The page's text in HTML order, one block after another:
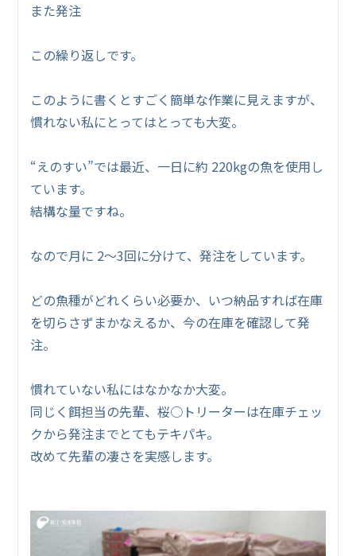
また発注
この繰り返しです。
このように書くとすごく簡単な作業に見えますが、
慣れない私にとってはとっても大変。
“えのすい”では最近、一日に約 220kgの魚を使用し
ています。
結構な量ですね。
なので月に 2～3回に分けて、発注をしています。
どの魚種がどれくらい必要か、いつ納品すれば在庫
を切らさずまかなえるか、今の在庫を確認して発
注。
慣れていない私にはなかなか大変。
同じく餌担当の先輩、桜○トリーターは在庫チェッ
クから発注までとてもテキパキ。
改めて先輩の凄さを実感します。